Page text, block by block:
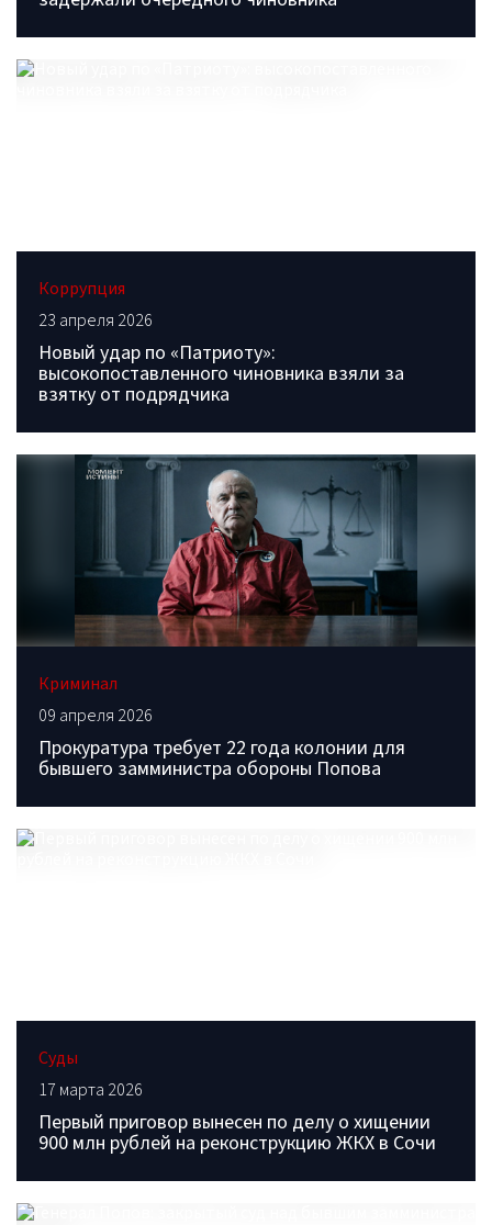
Коррупция
23 апреля 2026
Новый удар по «Патриоту»:
высокопоставленного чиновника взяли за
взятку от подрядчика
Криминал
09 апреля 2026
Прокуратура требует 22 года колонии для
бывшего замминистра обороны Попова
Суды
17 марта 2026
Первый приговор вынесен по делу о хищении
900 млн рублей на реконструкцию ЖКХ в Сочи